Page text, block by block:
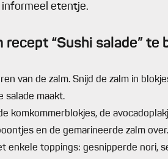
informeel etentje.
recept “Sushi salade” te
van de zalm. Snijd de zalm in
salade maakt.
komkommerblokjes, de
en de gemarineerde zalm over.
enkele toppings: gesnipperde nori,